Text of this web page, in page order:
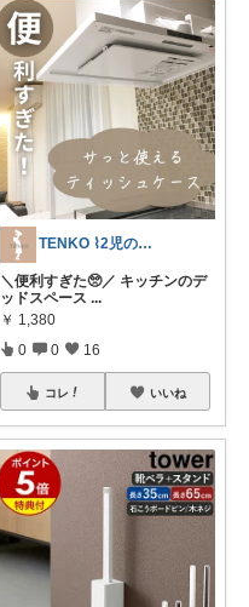
TENKO ⌇2児のママ＊暮らしを便利に
＼便利すぎた🥺／ キッチンのデ
ッドスペース ...
￥ 1,380
0 0 16
コレ いいね